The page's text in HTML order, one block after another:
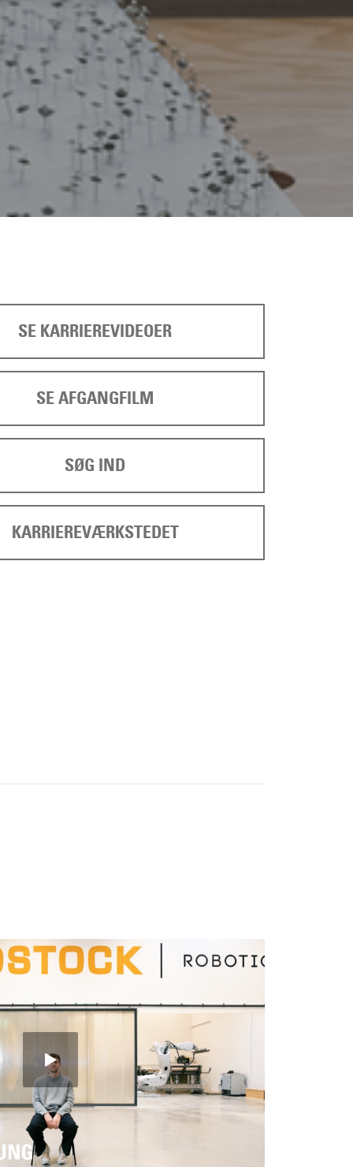
SE KARRIEREVIDEOER
SE AFGANGFILM
SØG IND
KARRIEREVÆRKSTEDET